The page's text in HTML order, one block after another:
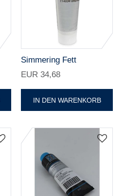
Simmering Fett
EUR 34,68
IN DEN WARENKORB